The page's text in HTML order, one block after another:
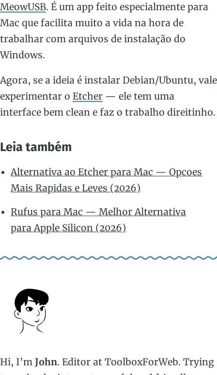
MeowUSB. É um app feito especialmente para
Mac que facilita muito a vida na hora de
trabalhar com arquivos de instalação do
Windows.
Agora, se a ideia é instalar Debian/Ubuntu, vale
experimentar o Etcher — ele tem uma
interface bem clean e faz o trabalho direitinho.
Leia também
Alternativa ao Etcher para Mac — Opcoes
Mais Rapidas e Leves (2026)
Rufus para Mac — Melhor Alternativa
para Apple Silicon (2026)
Hi, I'm John. Editor at ToolboxForWeb. Trying